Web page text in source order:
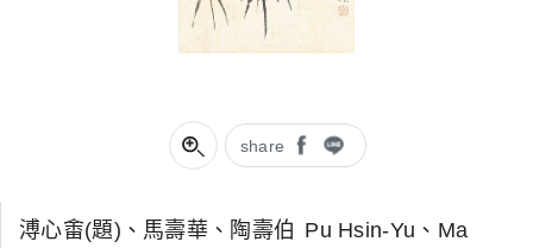
share
溥心畬(題)、馬壽華、陶壽伯 Pu Hsin-Yu、Ma